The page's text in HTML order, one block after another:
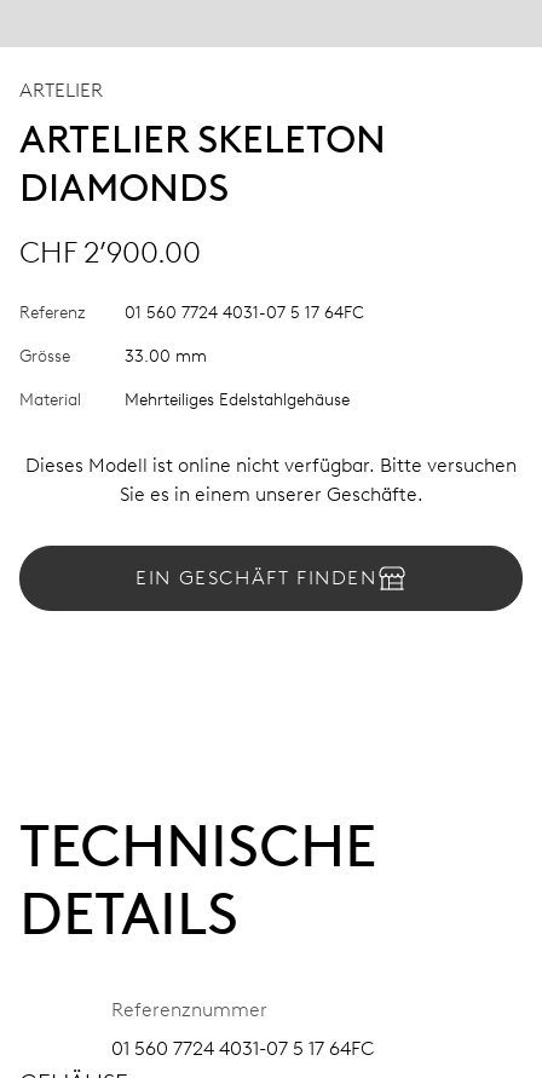
ARTELIER
ARTELIER SKELETON
DIAMONDS
CHF 2’900.00
Referenz 01 560 7724 4031-07 5 17 64FC
Grösse 33.00 mm
Material Mehrteiliges Edelstahlgehäuse
Dieses Modell ist online nicht verfügbar. Bitte versuchen
Sie es in einem unserer Geschäfte.
EIN GESCHÄFT FINDEN
TECHNISCHE
DETAILS
Referenznummer
01 560 7724 4031-07 5 17 64FC